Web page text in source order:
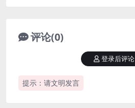
评论(0)
提示：请文明发言
登录后评论